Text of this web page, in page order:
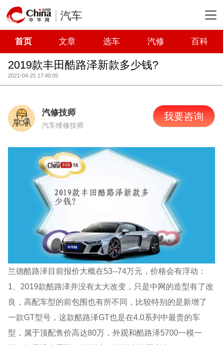
汽车
首页 文章 选车 汽修 百科
2019款丰田酷路泽新款多少钱?
2021-04-25 17:40:05
汽修技师
汽车维修技师
我要咨询
兰德酷路泽目前报价大概在53--74万元，价格会有浮动：
1、2019款酷路泽并没有太大改变，只是中网的造型有了改
良，高配车型的前包围也有所不同，比较特别的是新增了
一款GT型号，这款酷路泽GT也是在4.0系列中最贵的车
型，属于顶配售价高达80万，外观和酷路泽5700一模一